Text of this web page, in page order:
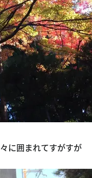
に囲まれてすがすが